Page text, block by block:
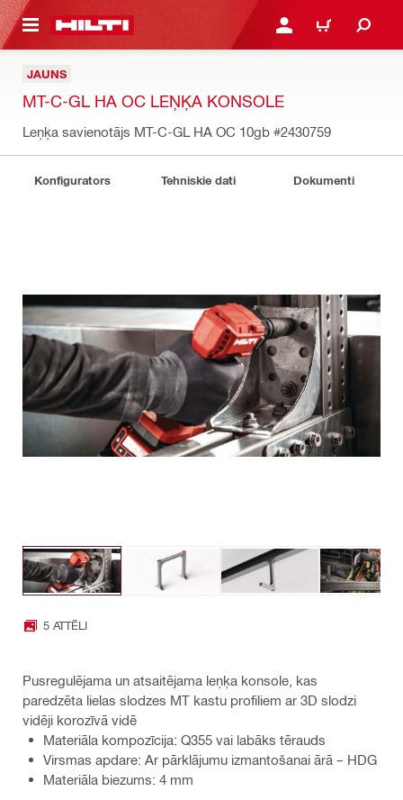
SATURU PIESLĒGTIES VAI
IEPIRKŠANĀS
JAUNS
MT-C-GL HA OC LEŅĶA KONSOLE
Leņķa savienotājs MT-C-GL HA OC 10gb #2430759
Konfigurators Tehniskie dati Dokumenti
5 ATTĒLI
Pusregulējama un atsaitējama leņķa konsole, kas
paredzēta lielas slodzes MT kastu profiliem ar 3D slodzi
vidēji korozīvā vidē
Materiāla kompozīcija: Q355 vai labāks tērauds
Virsmas apdare: Ar pārklājumu izmantošanai ārā – HDG
Materiāla biezums: 4 mm